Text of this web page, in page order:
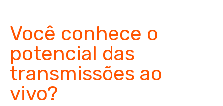
Você conhece o
potencial das
transmissões ao
vivo?